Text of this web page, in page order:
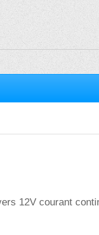
12V courant